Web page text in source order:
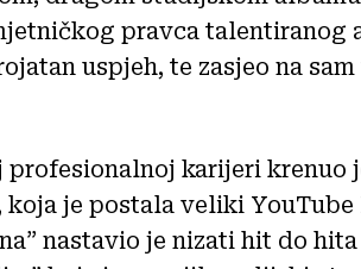
pravca talentiranog
uspjeh, te zasjeo na
karijeri krenuo
koja je postala veliki
nastavio je nizati hit do